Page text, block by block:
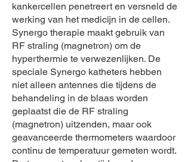
kankercellen penetreert en versneld de
werking van het medicijn in de cellen.
Synergo therapie maakt gebruik van
RF straling (magnetron) om de
hyperthermie te verwezenlijken. De
speciale Synergo katheters hebben
niet alleen antennes die tijdens de
behandeling in de blaas worden
geplaatst die de RF straling
(magnetron) uitzenden, maar ook
geavanceerde thermometers waardoor
continu de temperatuur gemeten wordt.